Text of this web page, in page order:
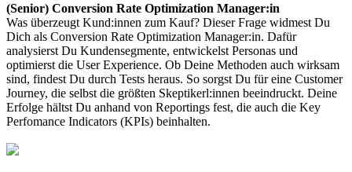
(Senior) Conversion Rate Optimization Manager:in
Was überzeugt Kund:innen zum Kauf? Dieser Frage widmest Du
Dich als Conversion Rate Optimization Manager:in. Dafür
analysierst Du Kundensegmente, entwickelst Personas und
optimierst die User Experience. Ob Deine Methoden auch wirksam
sind, findest Du durch Tests heraus. So sorgst Du für eine Customer
Journey, die selbst die größten Skeptikerl:innen beeindruckt. Deine
Erfolge hältst Du anhand von Reportings fest, die auch die Key
Perfomance Indicators (KPIs) beinhalten.